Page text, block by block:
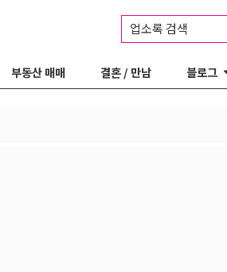
업소록 검색
부동산 매매 결혼 / 만남 블로그